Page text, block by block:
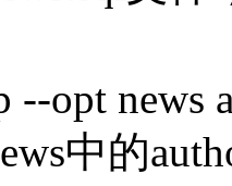
opt news
中的